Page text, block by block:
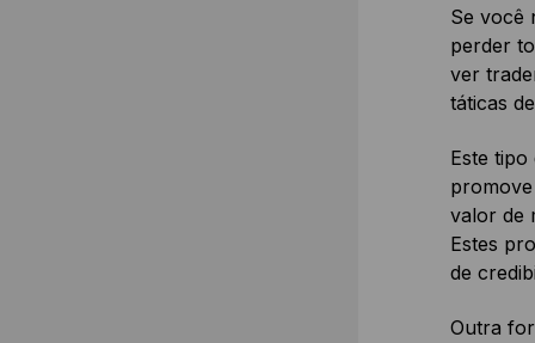
Se você
perder
ver
táticas
Este
valor de
Estes
de
Outra